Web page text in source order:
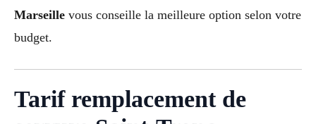
Marseille vous conseille la meilleure option selon votre
budget.
Tarif remplacement de